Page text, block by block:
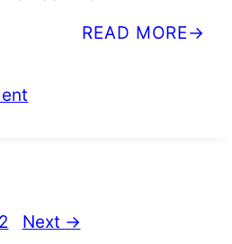
READ MORE
Page
2 Next →